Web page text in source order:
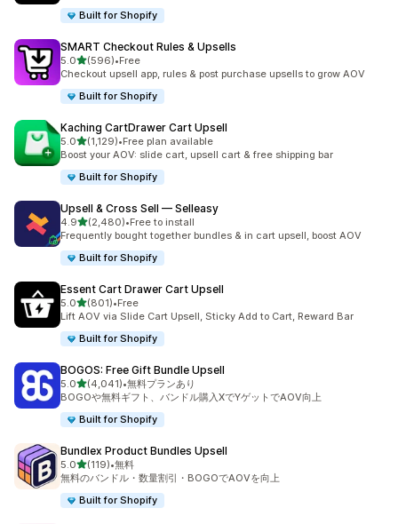
Built for Shopify
SMART Checkout Rules & Upsells
5.05つ星中
(596)
合計レビュー数：596件
•Free
Checkout upsell app, rules & post purchase upsells to grow AOV
Built for Shopify
Kaching CartDrawer Cart Upsell
5.05つ星中
(1,129)
合計レビュー数：1129件
•Free plan available
Boost your AOV: slide cart, upsell cart & free shipping bar
Built for Shopify
Upsell & Cross Sell — Selleasy
4.95つ星中
(2,480)
合計レビュー数：2480件
•Free to install
Frequently bought together bundles & in cart upsell, boost AOV
Built for Shopify
Essent Cart Drawer Cart Upsell
5.05つ星中
(801)
合計レビュー数：801件
•Free
Lift AOV via Slide Cart Upsell, Sticky Add to Cart, Reward Bar
Built for Shopify
BOGOS: Free Gift Bundle Upsell
5.05つ星中
(4,041)
合計レビュー数：4041件
•無料プランあり
BOGOや無料ギフト、バンドル購入XでYゲットでAOV向上
Built for Shopify
Bundlex Product Bundles Upsell
5.05つ星中
(119)
合計レビュー数：119件
•無料
無料のバンドル・数量割引・BOGOでAOVを向上
Built for Shopify